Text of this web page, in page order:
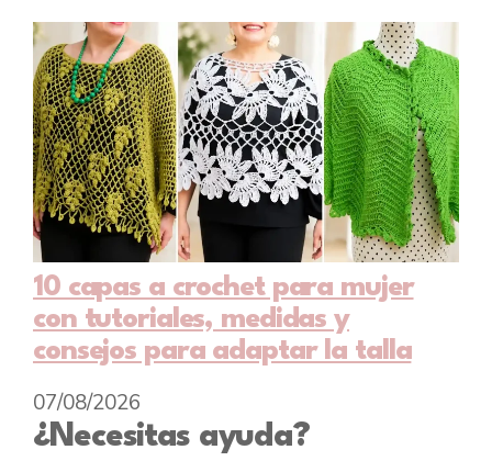
10 capas a crochet para mujer
con tutoriales, medidas y
consejos para adaptar la talla
07/08/2026
¿Necesitas ayuda?